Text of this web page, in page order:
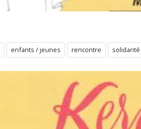
enfants / jeunes rencontre solidarité